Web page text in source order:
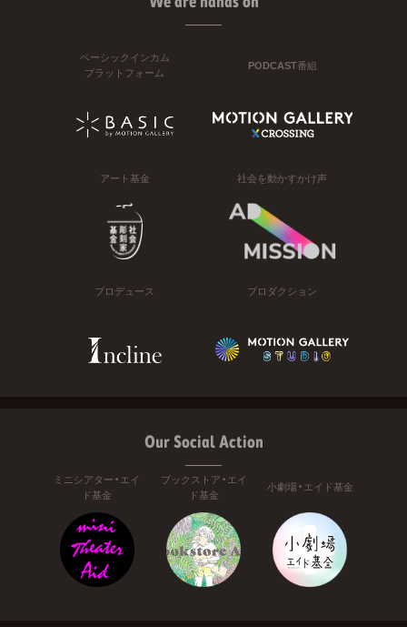
ベーシックインカム
プラットフォーム
PODCAST番組
アート基金 社会を動かすかけ声
プロデュース プロダクション
Our Social Action
ミニシアター・エイ
ド基金
ブックストア・エイ
ド基金
小劇場・エイド基金